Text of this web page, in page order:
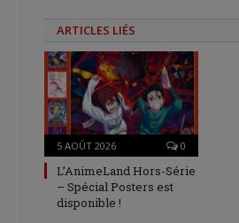
ARTICLES LIÉS
5 AOÛT 2026 0
L’AnimeLand Hors-Série
– Spécial Posters est
disponible !